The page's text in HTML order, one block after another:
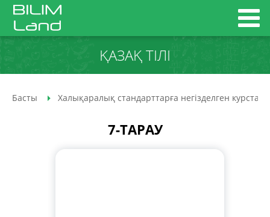
ҚАЗАҚ ТІЛІ
Басты Халықаралық стандарттарға негізделген курстар
7-ТАРАУ